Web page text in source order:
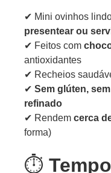
✔ Mini ovinhos
presentear ou
✔ Feitos com
antioxidantes
✔ Recheios
✔ Sem glúten,
refinado
✔ Rendem cerca
forma)
⏱️